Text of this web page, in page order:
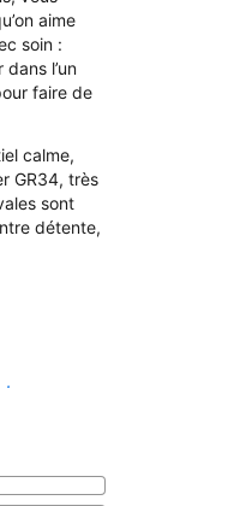
aime
soin :
l’un
faire de
calme,
GR34, très
sont
détente,